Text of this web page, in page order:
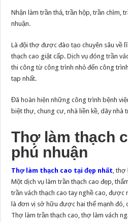
Nhận làm trần thả, trần hộp, trần chìm,
nhuận.
Là đội thợ được đào tạo chuyên sâu về
thạch cao giật cấp. Dịch vụ đóng trần
thi công từ công trình nhỏ đến công
tạp nhất.
Đã hoàn hiện những công trình bệnh
biệt thự, chung cư, nhà liền kề, dãy nhà
Thợ làm thạch
phú nhuận
Thợ làm thạch cao tạiđẹp nhất, thợ
Một dịch vụ làm trần thạch cao đẹp,
trần vách thạch cao tay nghề cao,
là đơn vị sở hữu được hai thế mạnh đó,
Thợ làm trần thạch cao, thợ làm vách